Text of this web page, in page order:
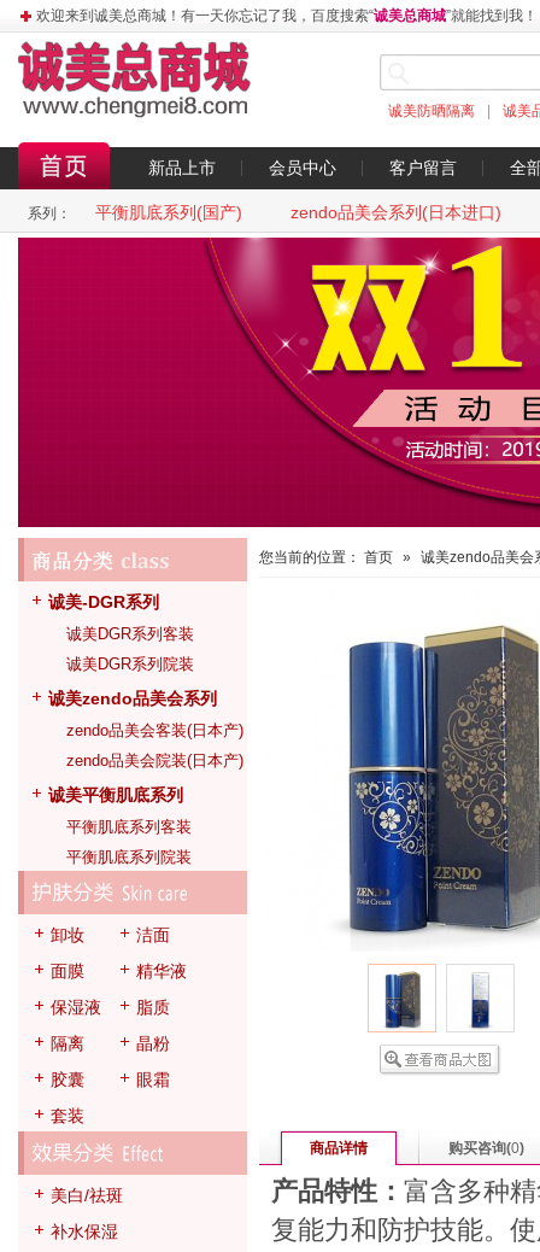
欢迎来到诚美总商城！有一天你忘记了我，百度搜索“诚美总商城”就能找到我！
诚美防晒隔离 诚美
新品上市 会员中心 客户留言 全
系列： 平衡肌底系列(国产) zendo品美会系列(日本进口)
您当前的位置： 首页 » 诚美zendo品美会
商品详情 购买咨询(0)
产品特性： 富含多种
复能力和防护技能。
诚美-DGR系列
诚美DGR系列客装
诚美DGR系列院装
诚美zendo品美会系列
zendo品美会客装(日本产)
zendo品美会院装(日本产)
诚美平衡肌底系列
平衡肌底系列客装
平衡肌底系列院装
卸妆
洁面
面膜
精华液
保湿液
脂质
隔离
晶粉
胶囊
眼霜
套装
美白/祛斑
补水保湿